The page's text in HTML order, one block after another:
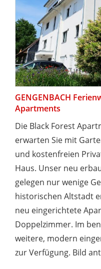
GENGENBACH
Apartments
Die Black Forest
erwarten Sie mit
und kostenfreien
Haus. Unser neu
gelegen nur wenige
historischen Altstadt
neu eingerichtete
Doppelzimmer. Im
weitere, modern
zur Verfügung. Bild